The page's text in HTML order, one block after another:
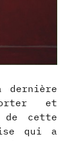
dernière
et
de cette
qui a